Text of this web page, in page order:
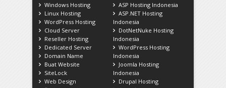
Windows Hosting
Linux Hosting
WordPress Hosting
Cloud Server
Reseller Hosting
Dedicated Server
Domain Name
Buat Website
SiteLock
Web Design
ASP Hosting Indonesia
ASP.NET Hosting
Indonesia
DotNetNuke Hosting
Indonesia
WordPress Hosting
Indonesia
Joomla Hosting
Indonesia
Drupal Hosting